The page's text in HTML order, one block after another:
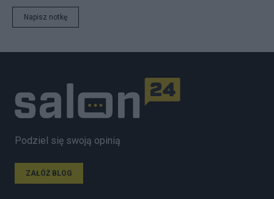
Napisz notkę
Podziel się swoją opinią
ZAŁÓŻ BLOG